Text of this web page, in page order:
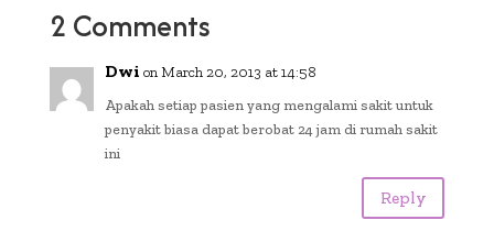
oo
k
r
p
n
k
2 Comments
Dwi on March 20, 2013 at 14:58
Apakah setiap pasien yang mengalami sakit untuk
penyakit biasa dapat berobat 24 jam di rumah sakit
ini
Reply